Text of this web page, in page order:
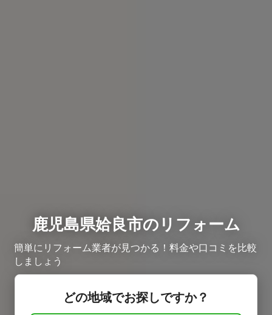
鹿児島県姶良市のリフォーム
簡単にリフォーム業者が見つかる！料金や口コミを比較
しましょう
どの地域でお探しですか？